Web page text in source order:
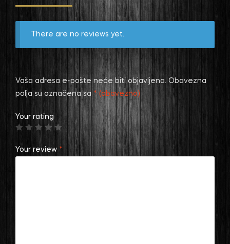
There are no reviews yet.
Vaša adresa e-pošte neće biti objavljena. Obavezna
polja su označena sa * (obavezno)
Your rating
Your review *